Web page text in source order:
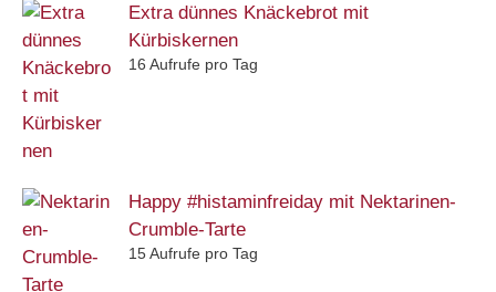
Extra dünnes Knäckebrot mit
Kürbiskernen
16 Aufrufe pro Tag
Happy #histaminfreiday mit Nektarinen-
Crumble-Tarte
15 Aufrufe pro Tag